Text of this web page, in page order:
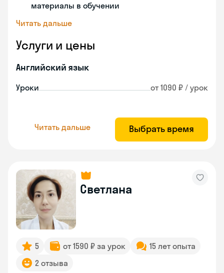
материалы в обучении
Читать дальше
Услуги и цены
Английский язык
Уроки от 1090 ₽ / урок
Читать дальше Выбрать время
Светлана
5 от 1590 ₽ за урок
15 лет опыта
2 отзыва